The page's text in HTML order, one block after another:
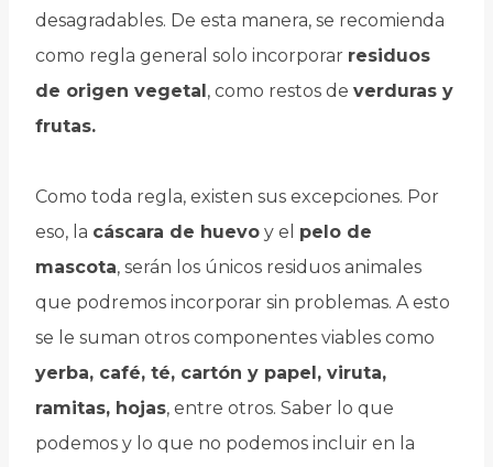
desagradables. De esta manera, se recomienda
como regla general solo incorporar residuos
de origen vegetal , como restos de verduras y
frutas.
Como toda regla, existen sus excepciones. Por
eso, la cáscara de huevo y el pelo de
mascota, serán los únicos residuos animales
que podremos incorporar sin problemas. A esto
se le suman otros componentes viables como
yerba, café, té, cartón y papel, viruta,
ramitas, hojas, entre otros. Saber lo que
podemos y lo que no podemos incluir en la